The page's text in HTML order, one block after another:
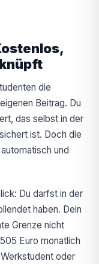
die
Beitrag. Du
das selbst in der
ist. Doch die
und
Du darfst in der
haben. Dein
Grenze nicht
Euro monatlich
oder